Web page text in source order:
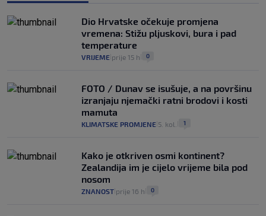
Dio Hrvatske očekuje promjena
vremena: Stižu pljuskovi, bura i pad
temperature
VRIJEME prije 15 h 0
FOTO / Dunav se isušuje, a na površinu
izranjaju njemački ratni brodovi i kosti
mamuta
KLIMATSKE PROMJENE 5. kol. 1
Kako je otkriven osmi kontinent?
Zealandija im je cijelo vrijeme bila pod
nosom
ZNANOST prije 16 h 0